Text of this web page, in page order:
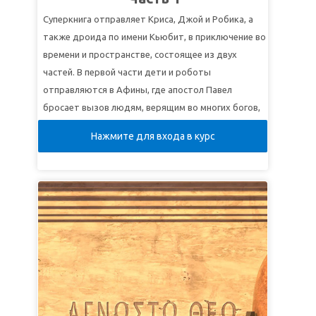
відчують і не знайдуть, хоч Він недалеко від
кожного з нас"(Дії 17:27).
Суперкнига отправляет Криса, Джой и Робика, а
также дроида по имени Кьюбит, в приключение во
времени и пространстве, состоящее из двух
частей. В первой части дети и роботы
отправляются в Афины, где апостол Павел
бросает вызов людям, верящим во многих богов,
понимать, как рассказать другим о едином
УРОК 1: ДОСТАТОЧНО ЛИ
ДОКАЗАТЕЛЬСТВ
СуперИстина:Творение – свидетельство
существования невидимого Бога.
СуперСтих:
"Небеса проповедуют славу Божию, и
о делах рук Его вещает твердь"(Псалом 18:2).
УРОК 2: ЗАЩИТИТЕ СВОЮ ВЕРУ
Нажмите для входа в курс